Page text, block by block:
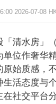
2026-07-08
清水房」
位作奢华
始质感，
生活态度与
在社交平台